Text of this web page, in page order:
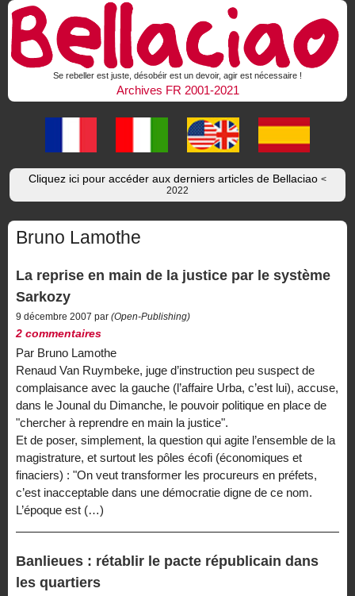
Se rebeller est juste, désobéir est un devoir, agir est nécessaire !
Archives FR 2001-2021
Cliquez ici pour accéder aux derniers articles de Bellaciao <
2022
Bruno Lamothe
La reprise en main de la justice par le système
Sarkozy
9 décembre 2007 par (Open-Publishing)
2 commentaires
Par Bruno Lamothe
Renaud Van Ruymbeke, juge d’instruction peu suspect de
complaisance avec la gauche (l’affaire Urba, c’est lui), accuse,
dans le Jounal du Dimanche, le pouvoir politique en place de
"chercher à reprendre en main la justice".
Et de poser, simplement, la question qui agite l’ensemble de la
magistrature, et surtout les pôles écofi (économiques et
finaciers) : "On veut transformer les procureurs en préfets,
c’est inacceptable dans une démocratie digne de ce nom.
L’époque est (…)
Banlieues : rétablir le pacte républicain dans
les quartiers